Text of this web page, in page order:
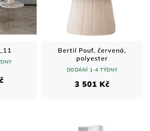
Bertil Pouf, červená,
polyester
DODÁNÍ 1-4 TÝDNY
3 501 Kč